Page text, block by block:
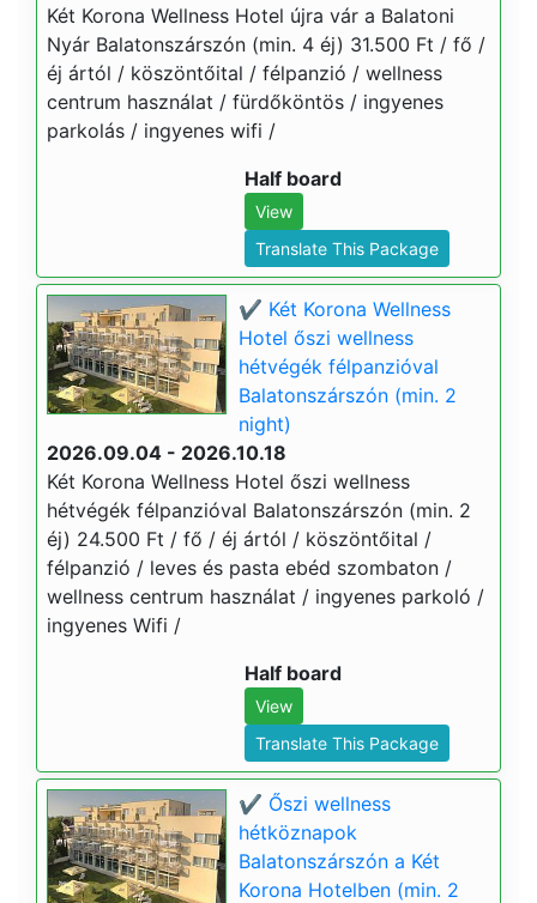
Két Korona Wellness Hotel újra vár a Balatoni
Nyár Balatonszárszón (min. 4 éj) 31.500 Ft / fő /
éj ártól / köszöntőital / félpanzió / wellness
centrum használat / fürdőköntös / ingyenes
parkolás / ingyenes wifi /
Half board
View
Translate This Package
✔️ Két Korona Wellness
Hotel őszi wellness
hétvégék félpanzióval
Balatonszárszón (min. 2
night)
2026.09.04 - 2026.10.18
Két Korona Wellness Hotel őszi wellness
hétvégék félpanzióval Balatonszárszón (min. 2
éj) 24.500 Ft / fő / éj ártól / köszöntőital /
félpanzió / leves és pasta ebéd szombaton /
wellness centrum használat / ingyenes parkoló /
ingyenes Wifi /
Half board
View
Translate This Package
✔️ Őszi wellness
hétköznapok
Balatonszárszón a Két
Korona Hotelben (min. 2